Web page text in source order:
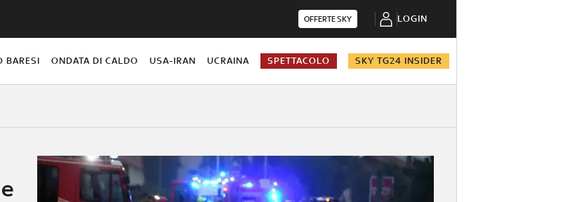
OFFERTE SKY LOGIN
BARESI ONDATA DI CALDO USA-IRAN UCRAINA SPETTACOLO SKY TG24 INSIDER